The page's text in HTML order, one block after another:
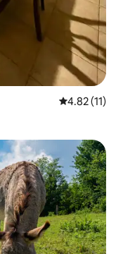
평점 4.82점
4.82 (11)